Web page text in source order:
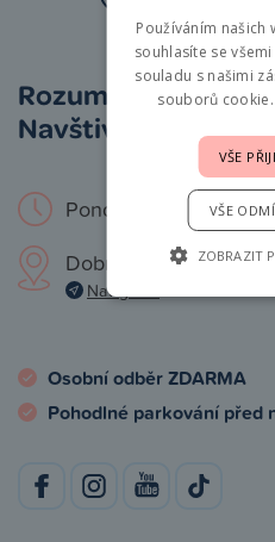
Zásady zpracování
Rozumíme vám i
Navštivte nás
Pondělí – Neděle: 9 –
Dobronická 1257,
Navigovat
Osobní odběr ZDARMA
Pohodlné parkování před
Používáním našich
souhlasíte se
souladu s našimi
souborů
VŠE
VŠE
ZOBRAZIT